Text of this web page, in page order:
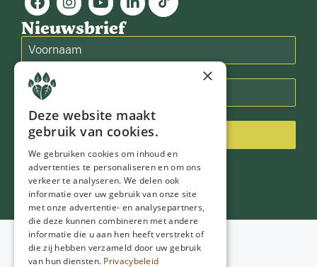
Nieuwsbrief
Inschrijven
© 2026NGD Care
Privacybeleid
×
Deze website maakt
gebruik van cookies.
We gebruiken cookies om inhoud en
advertenties te personaliseren en om ons
verkeer te analyseren. We delen ook
informatie over uw gebruik van onze site
met onze advertentie- en analysepartners,
die deze kunnen combineren met andere
informatie die u aan hen heeft verstrekt of
die zij hebben verzameld door uw gebruik
van hun diensten. Privacybeleid